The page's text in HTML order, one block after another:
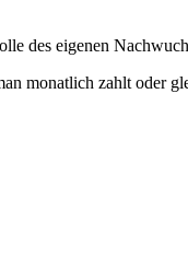
des eigenen
monatlich zahlt oder